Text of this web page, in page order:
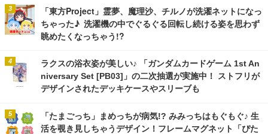
「東方Project」霊夢、魔理沙、チルノが洗濯ネットになっ
ちゃった♪ 洗濯機の中でぐるぐる回転し続ける姿を思わず
眺めたくなっちゃう!?
ラクスの浴衣姿が美しい♪ 「ガンダムカードゲーム 1st An
niversary Set [PB03]」の二次抽選が実施中！ ストフリが
デザインされたデッキケースやスリーブも
「たまごっち」まめっちが病気!? みみっちはもぐもぐ♪ 生
活を覗き見しちゃうデザイン！フレームマグネット「ぴた